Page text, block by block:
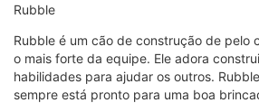
Rubble
Rubble é um cão de construção de pelo
o mais forte da equipe. Ele adora
habilidades para ajudar os outros.
sempre está pronto para uma boa